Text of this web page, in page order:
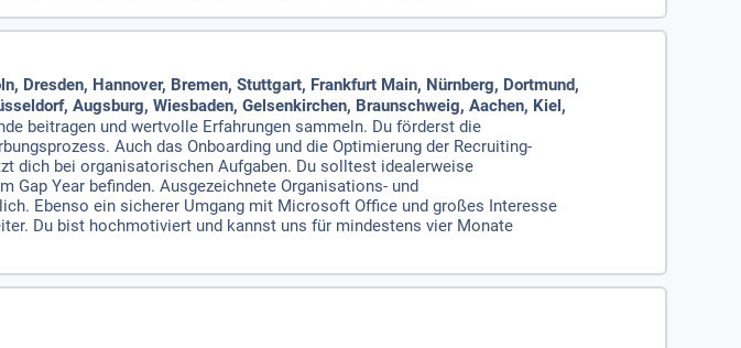
Dresden, Hannover, Bremen, Stuttgart, Frankfurt Main, Nürnberg, Dortmund,
Augsburg, Wiesbaden, Gelsenkirchen, Braunschweig, Aachen, Kiel,
beitragen und wertvolle Erfahrungen sammeln. Du förderst die
Auch das Onboarding und die Optimierung der Recruiting-
dich bei organisatorischen Aufgaben. Du solltest idealerweise
Year befinden. Ausgezeichnete Organisations- und
Ebenso ein sicherer Umgang mit Microsoft Office und großes Interesse
Du bist hochmotiviert und kannst uns für mindestens vier Monate